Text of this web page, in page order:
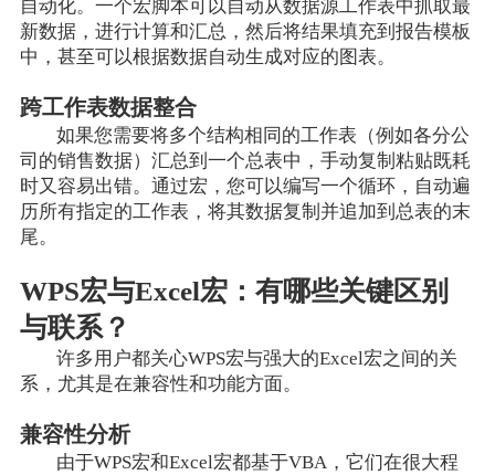
自动化。一个宏脚本可以自动从数据源工作表中抓取最
新数据，进行计算和汇总，然后将结果填充到报告模板
中，甚至可以根据数据自动生成对应的图表。
跨工作表数据整合
如果您需要将多个结构相同的工作表（例如各分公
司的销售数据）汇总到一个总表中，手动复制粘贴既耗
时又容易出错。通过宏，您可以编写一个循环，自动遍
历所有指定的工作表，将其数据复制并追加到总表的末
尾。
WPS宏与Excel宏：有哪些关键区别
与联系？
许多用户都关心WPS宏与强大的Excel宏之间的关
系，尤其是在兼容性和功能方面。
兼容性分析
由于WPS宏和Excel宏都基于VBA，它们在很大程